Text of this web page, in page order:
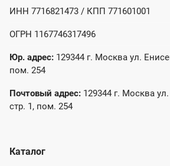
ИНН 7716821473 / КПП 771601001
ОГРН 1167746317496
Юр. адрес: 129344 г. Москва ул.
пом. 254
Почтовый адрес: 129344 г. Москва
стр. 1, пом. 254
Каталог